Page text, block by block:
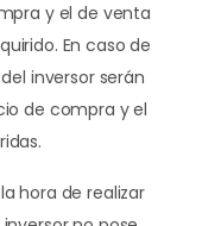
y el de venta
En caso de
inversor serán
de compra y el
hora de realizar